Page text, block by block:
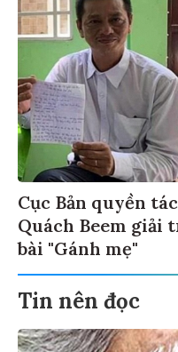
Cục Bản quyền
Quách Beem giải
bài "Gánh mẹ"
Tin nên đọc